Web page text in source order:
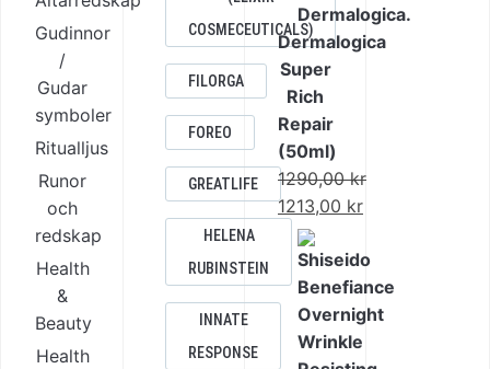
Gudinnor
/
Gudar
symboler
Ritualljus
Runor
och
redskap
Health
&
Beauty
Health
COSMECEUTICALS)
FILORGA
FOREO
GREATLIFE
HELENA
RUBINSTEIN
INNATE
RESPONSE
Dermalogica
Super
Rich
Repair
(50ml)
1290,00kr
Det
ursprungliga
priset
var:
1290,00 kr.
1213,00 kr
Det
nuvarande
priset
är:
1213,00 kr.